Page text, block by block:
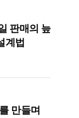
판매의 늪
계법
만들며